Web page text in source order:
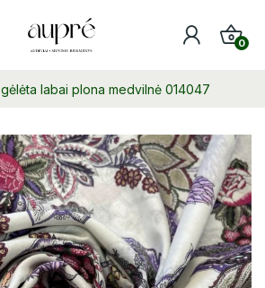
0
labai plona medvilnė 014047